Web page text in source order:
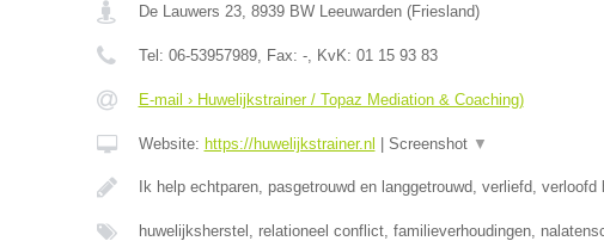
De Lauwers 23, 8939 BW Leeuwarden(Friesland)
Tel: 06-53957989, Fax: -, KvK: 01 15 93 83
E-mail › Huwelijkstrainer / Topaz Mediation & Coaching)
Website: https://huwelijkstrainer.nl Screenshot ▼
Ik help echtparen, pasgetrouwd en langgetrouwd, verliefd, verloofd
huwelijksherstel, relationeel conflict, familieverhoudingen,